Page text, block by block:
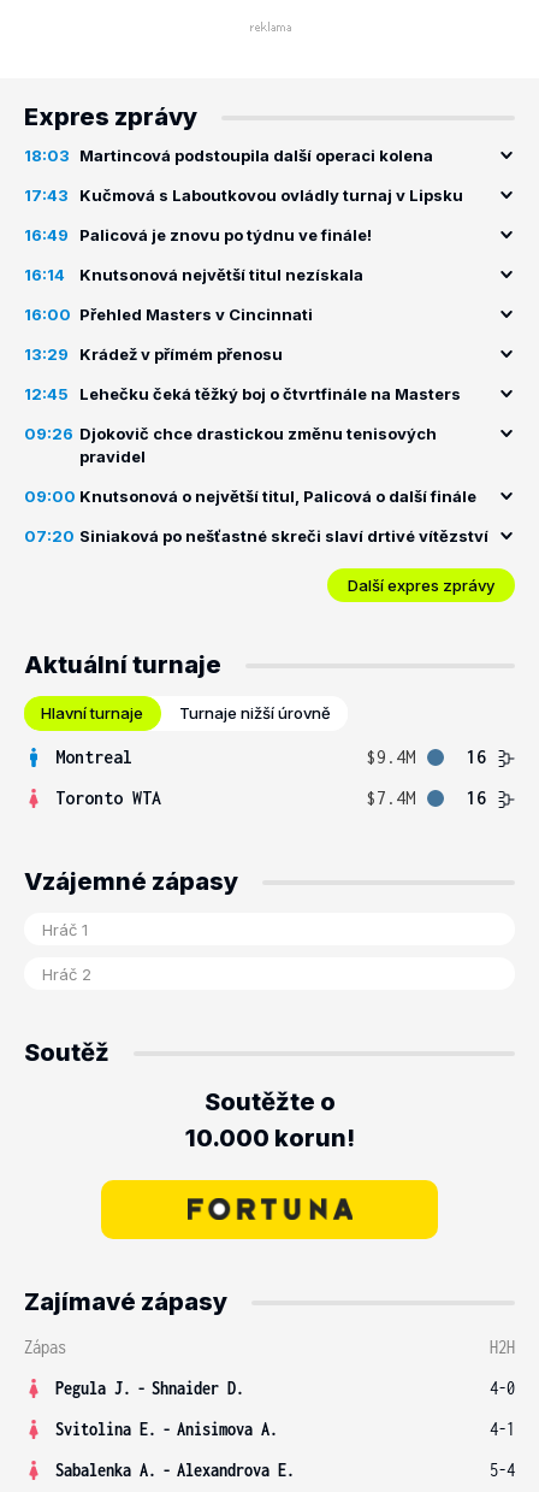
Expres zprávy
18:03 Martincová podstoupila další operaci kolena
17:43 Kučmová s Laboutkovou ovládly turnaj v Lipsku
16:49 Palicová je znovu po týdnu ve finále!
16:14 Knutsonová největší titul nezískala
16:00 Přehled Masters v Cincinnati
13:29 Krádež v přímém přenosu
12:45 Lehečku čeká těžký boj o čtvrtfinále na Masters
09:26 Djokovič chce drastickou změnu tenisových
pravidel
09:00 Knutsonová o největší titul, Palicová o další finále
07:20 Siniaková po nešťastné skreči slaví drtivé vítězství
Další expres zprávy
Aktuální turnaje
Hlavní turnaje Turnaje nižší úrovně
Montreal $9.4M
16
Toronto WTA
$7.4M 16
Vzájemné zápasy
Soutěž
Soutěžte o
10.000 korun!
Zajímavé zápasy
Zápas
H2H
Pegula J. - Shnaider D.
4-0
Svitolina E. - Anisimova A.
4-1
Sabalenka A. - Alexandrova E.
5-4